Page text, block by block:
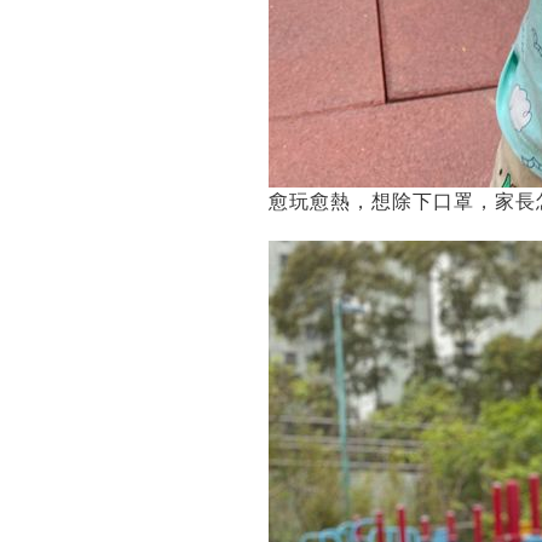
愈玩愈熱，想除下口罩，家長